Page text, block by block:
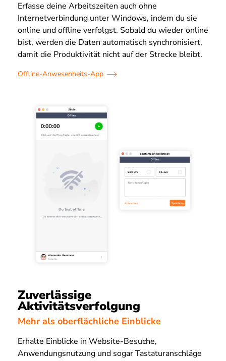
Erfasse deine Arbeitszeiten auch ohne
Internetverbindung unter Windows, indem du sie
online und offline verfolgst. Sobald du wieder online
bist, werden die Daten automatisch synchronisiert,
damit die Produktivität nicht auf der Strecke bleibt.
Offline-Anwesenheits-App
Zuverlässige
Aktivitätsverfolgung
Mehr als oberflächliche Einblicke
Erhalte Einblicke in Website-Besuche,
Anwendungsnutzung und sogar Tastaturanschläge